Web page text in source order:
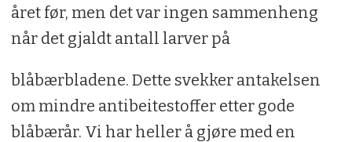
året før, men det var ingen sammenheng
når det gjaldt antall larver på
blåbærbladene. Dette svekker antakelsen
om mindre antibeitestoffer etter gode
blåbærår. Vi har heller å gjøre med en